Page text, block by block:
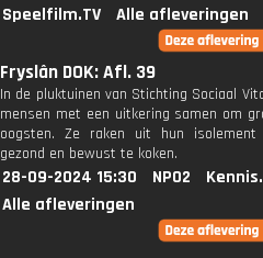
Speelfilm.TV
Alle afleveringen
Fryslân DOK: Afl. 39
In de pluktuinen van Stichting Sociaal
mensen met een uitkering samen om
oogsten. Ze raken uit hun
gezond en bewust te koken.
28-09-2024 15:30 NPO2
Alle afleveringen